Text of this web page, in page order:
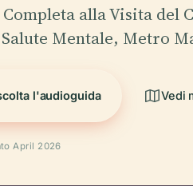
alla Visita del
Mentale, Metro
l'audioguida Vedi
April 2026